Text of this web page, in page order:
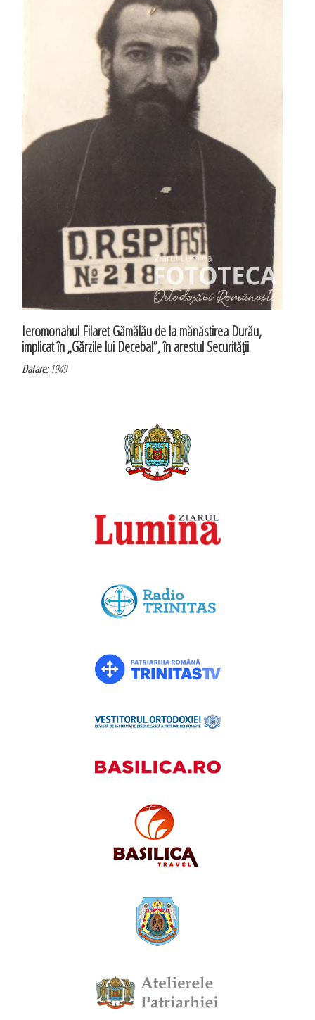
Ieromonahul Filaret Gămălău de la mănăstirea Durău,
implicat în „Gărzile lui Decebal”, în arestul Securităţii
Datare:1949